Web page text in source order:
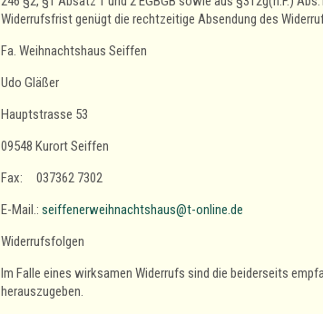
Widerrufsfrist genügt die rechtzeitige Absendung des
Fa. Weihnachtshaus Seiffen
Udo Gläßer
Hauptstrasse 53
09548 Kurort Seiffen
Fax: 037362 7302
E-Mail.: seiffenerweihnachtshaus@t-online.de
Widerrufsfolgen
Im Falle eines wirksamen Widerrufs sind die beiderseits
herauszugeben.